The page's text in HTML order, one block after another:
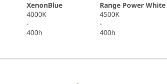
XenonBlue
Range Power White
4000K
4500K
-
-
400h 400h